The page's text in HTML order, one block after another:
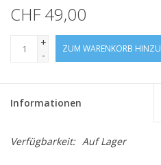
CHF 49,00
+
-
ZUM WARENKORB
Informationen
Verfügbarkeit: Auf Lager